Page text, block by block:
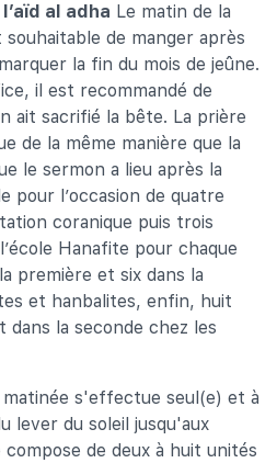
al adha Le matin de la
de manger après
la fin du mois de jeûne.
il est recommandé de
ait sacrifié la bête. La prière
de la même manière que la
le sermon a lieu après la
pour l’occasion de quatre
coranique puis trois
Hanafite pour chaque
première et six dans la
et hanbalites, enfin, huit
la seconde chez les
matinée s'effectue seul(e) et à
lever du soleil jusqu'aux
de deux à huit unités